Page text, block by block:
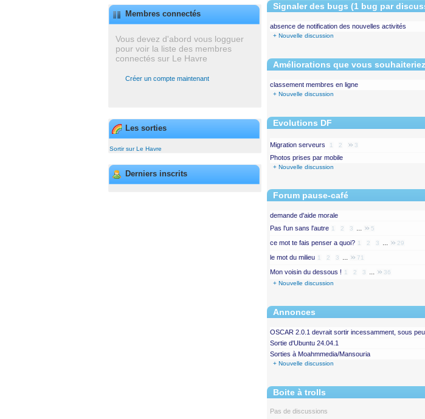
Membres connectés
Vous devez d'abord vous logguer
pour voir la liste des membres
connectés sur Le Havre
Créer un compte maintenant
Les sorties
Sortir sur Le Havre
Derniers inscrits
Signaler des bugs (1 bug par
absence de notification des nouvelles activités
+ Nouvelle discussion
Améliorations que vous
classement membres en ligne
+ Nouvelle discussion
Evolutions DF
Migration serveurs 1 2 3
Photos prises par mobile
+ Nouvelle discussion
Forum pause-café
demande d'aide morale
Pas l'un sans l'autre 1 2 3 ... 5
ce mot te fais penser a quoi? 1 2 3 ... 29
le mot du milieu 1 2 3 ... 71
Mon voisin du dessous ! 1 2 3 ... 36
+ Nouvelle discussion
Annonces
OSCAR 2.0.1 devrait sortir incessamment, sous peu
Sortie d'Ubuntu 24.04.1
Sorties à Moahmmedia/Mansouria
+ Nouvelle discussion
Boite à trolls
Pas de discussions